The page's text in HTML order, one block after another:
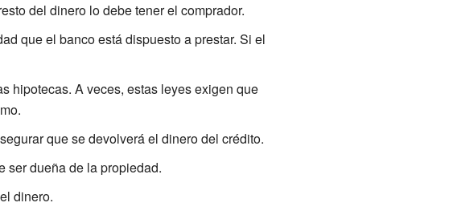
del dinero lo debe tener el comprador.
que el banco está dispuesto a prestar. Si el
hipotecas. A veces, estas leyes exigen que
que se devolverá el dinero del crédito.
ser dueña de la propiedad.
dinero.